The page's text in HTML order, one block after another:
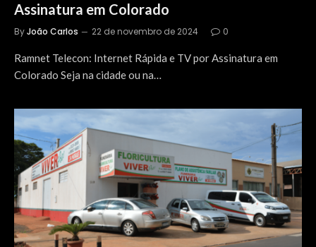
Assinatura em Colorado
ByJoão Carlos 22 de novembro de 2024 0
Ramnet Telecon: Internet Rápida e TV por Assinatura em
Colorado Seja na cidade ou na…